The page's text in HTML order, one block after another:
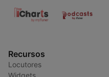
Recursos
Locutores
Widgets